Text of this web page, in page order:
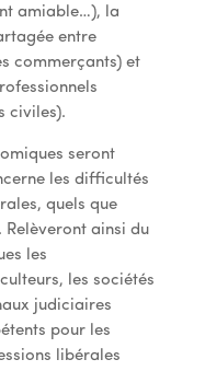
amiable…), la
entre
commerçants) et
civiles).
seront
les difficultés
quels que
ainsi du
les
les sociétés
judiciaires
pour les
libérales